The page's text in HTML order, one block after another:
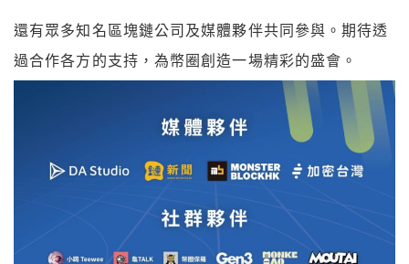
還有眾多知名區塊鏈公司及媒體夥伴共同參與。期待透
過合作各方的支持，為幣圈創造一場精彩的盛會。